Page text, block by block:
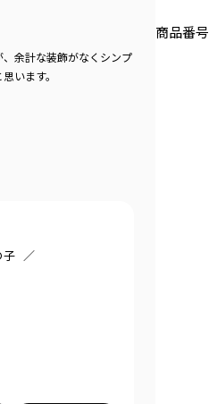
余計な装飾がなくシンプ
います。
子
商品番号